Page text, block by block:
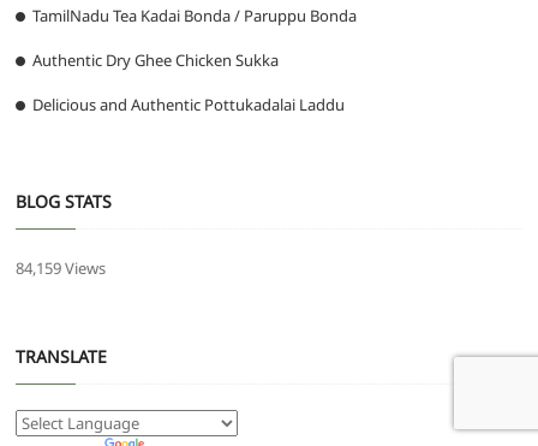
TamilNadu Tea Kadai Bonda / Paruppu Bonda
Authentic Dry Ghee Chicken Sukka
Delicious and Authentic Pottukadalai Laddu
BLOG STATS
84,159 Views
TRANSLATE